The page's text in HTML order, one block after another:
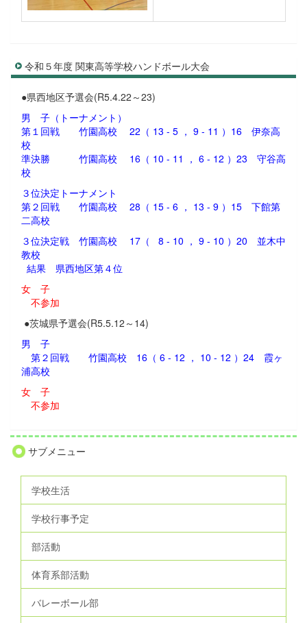
令和５年度 関東高等学校ハンドボール大会
●県西地区予選会(R5.4.22～23)
男 子（トーナメント）
第１回戦 竹園高校 22（ 13 - 5 ， 9 - 11 ）16 伊奈高
校
準決勝 竹園高校 16（ 10 - 11 ， 6 - 12 ）23 守谷高
校
３位決定トーナメント
第２回戦 竹園高校 28（ 15 - 6 ， 13 - 9 ）15 下館第
二高校
３位決定戦 竹園高校 17（ 8 - 10 ， 9 - 10 ）20 並木中
教校
結果 県西地区第４位
女 子
不参加
●茨城県予選会(R5.5.12～14)
男 子
第２回戦 竹園高校 16（ 6 - 12 ， 10 - 12 ）24 霞ヶ
浦高校
女 子
不参加
サブメニュー
学校生活
学校行事予定
部活動
体育系部活動
バレーボール部